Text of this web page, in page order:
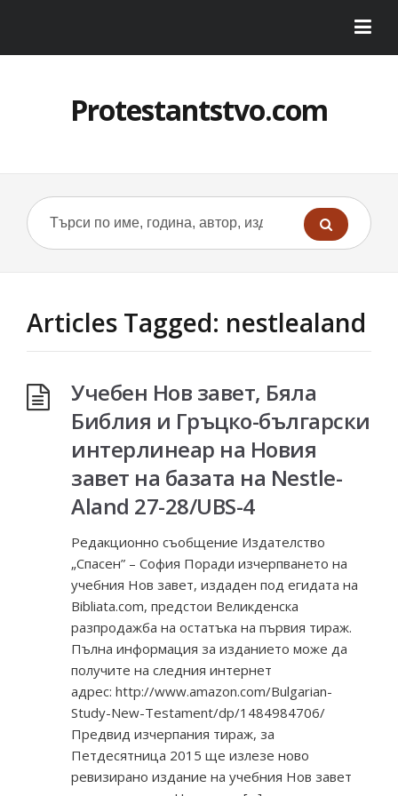
Protestantstvo.com
Articles Tagged: nestlealand
Учебен Нов завет, Бяла
Библия и Гръцко-български
интерлинеар на Новия
завет на базата на Nestle-
Aland 27-28/UBS-4
Редакционно съобщение Издателство
„Спасен” – София Поради изчерпването на
учебния Нов завет, издаден под егидата на
Bibliata.com, предстои Великденска
разпродажба на остатъка на първия тираж.
Пълна информация за изданието може да
получите на следния интернет
адрес: http://www.amazon.com/Bulgarian-
Study-New-Testament/dp/1484984706/
Предвид изчерпания тираж, за
Петдесятница 2015 ще излезе ново
ревизирано издание на учебния Нов завет